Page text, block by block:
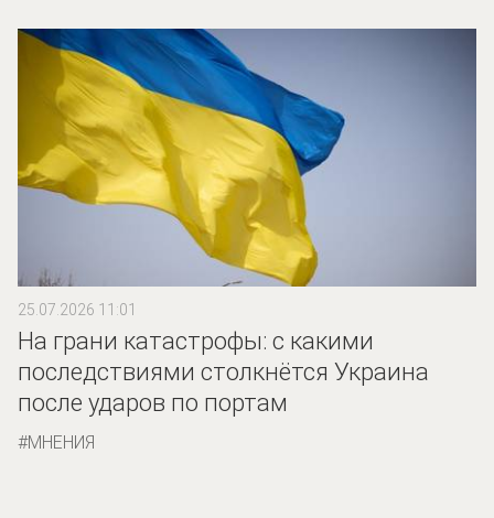
25.07.2026 11:01
На грани катастрофы: с какими
последствиями столкнётся Украина
после ударов по портам
МНЕНИЯ